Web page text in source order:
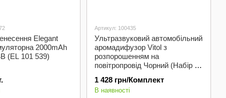
Elegant
2000mAh
(EL 101 539)
Артикул: 100435
Ультразвуковий автомобільний
аромадифузор Vitol з
розпорошенням на
повітропровід Чорний (Набір 6
1 428 грн/Комплект
В наявності